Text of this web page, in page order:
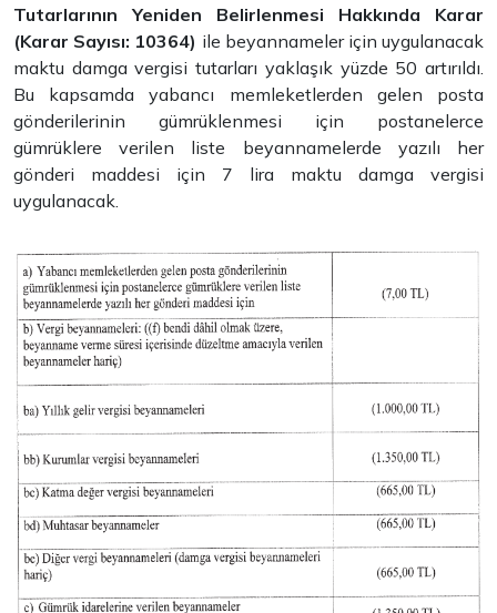
Tutarlarının Yeniden Belirlenmesi Hakkında Karar
(Karar Sayısı: 10364) ile beyannameler için uygulanacak
maktu damga vergisi tutarları yaklaşık yüzde 50 artırıldı.
Bu kapsamda yabancı memleketlerden gelen posta
gönderilerinin gümrüklenmesi için postanelerce
gümrüklere verilen liste beyannamelerde yazılı her
gönderi maddesi için 7 lira maktu damga vergisi
uygulanacak.